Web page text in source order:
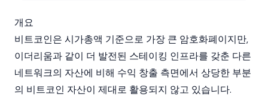
개요
비트코인은 시가총액 기준으로 가장 큰 암호화폐이지만,
이더리움과 같이 더 발전된 스테이킹 인프라를 갖춘 다른
네트워크의 자산에 비해 수익 창출 측면에서 상당한 부분
의 비트코인 자산이 제대로 활용되지 않고 있습니다.